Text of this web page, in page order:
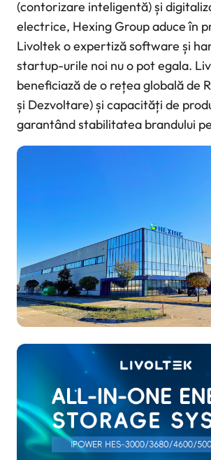
(contorizare inteligentă) și
electrice, Hexing Group aduce în
Livoltek o expertiză software și
startup-urile noi nu o pot egala.
beneficiază de o rețea globală de
și Dezvoltare) și capacități de
garantând stabilitatea brandului